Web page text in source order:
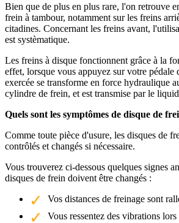
Bien que de plus en plus rare, l'on retrouve
frein à tambour, notamment sur les freins
citadines. Concernant les freins avant,
est systèmatique.
Les freins à disque fonctionnent grâce à la
effet, lorsque vous appuyez sur votre pédale
exercée se transforme en force hydraulique
cylindre de frein, et est transmise par le
Quels sont les symptômes de disque de
Comme toute pièce d'usure, les disques de
contrôlés et changés si nécessaire.
Vous trouverez ci-dessous quelques signes
disques de frein doivent être changés :
Vos distances de freinage sont
Vous ressentez des vibrations lors